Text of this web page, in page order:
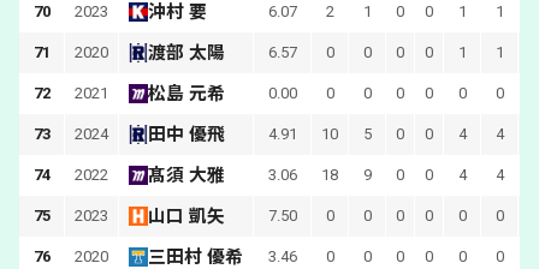
70 2023 沖村 要 6.07 2 1 0 0 1 1
71 2020 渡部 太陽 6.57 0 0 0 0 1 1
72 2021 松島 元希 0.00 0 0 0 0 0 0
73 2024 田中 優飛 4.91 10 5 0 0 4 4
74 2022 髙須 大雅 3.06 18 9 0 0 4 4
75 2023 山口 凱矢 7.50 0 0 0 0 0 0
76 2020 三田村 優希 3.46 0 0 0 0 0 0